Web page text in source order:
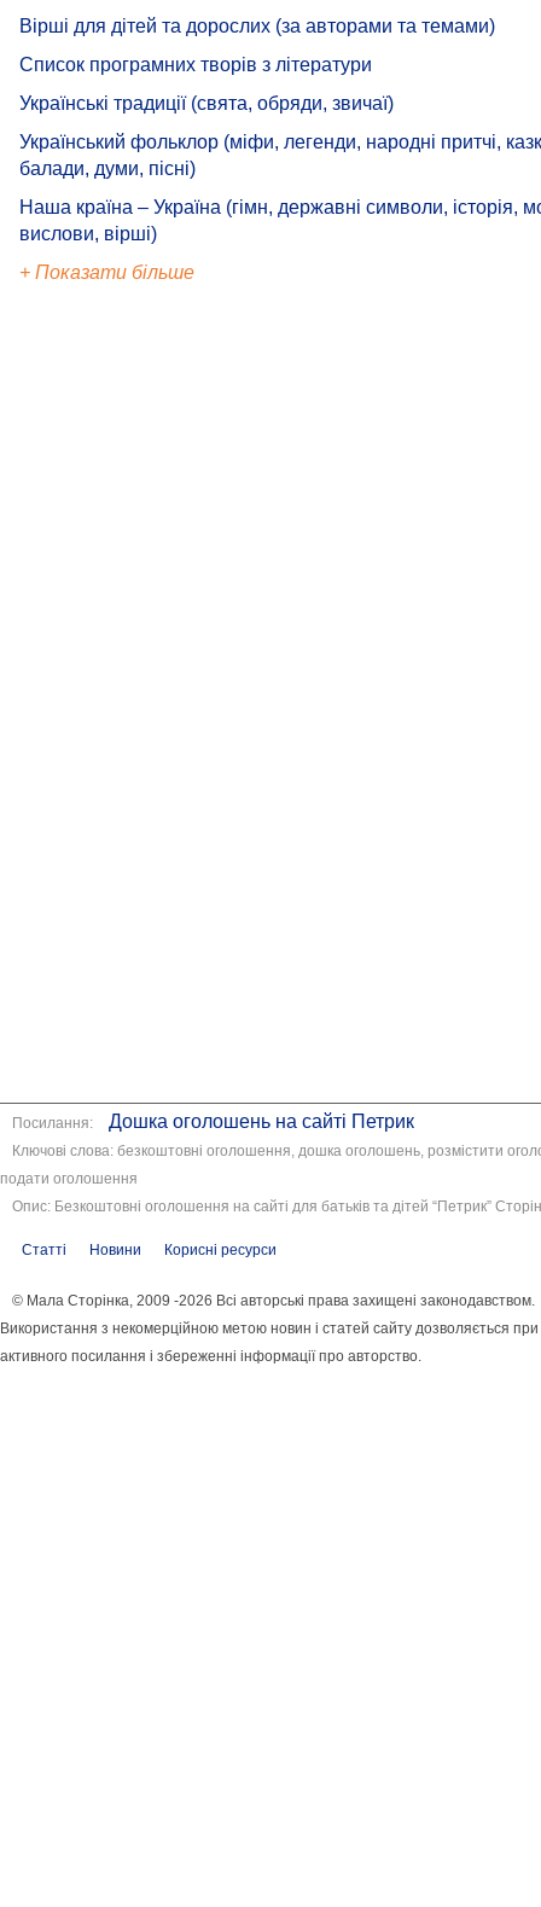
Вірші для дітей та дорослих (за авторами та темами)
Список програмних творів з літератури
Українські традиції (свята, обряди, звичаї)
Український фольклор (міфи, легенди, народні притчі,
балади, думи, пісні)
Наша країна – Україна (гімн, державні символи, історія,
вислови, вірші)
+ Показати більше
Посилання: Дошка оголошень на сайті Петрик
Ключові слова: безкоштовні оголошення, дошка оголошень, розмістити
подати оголошення
Опис: Безкоштовні оголошення на сайті для батьків та дітей “Петрик”
Статті Новини Корисні ресурси
© Мала Сторінка, 2009 -2026 Всі авторські права захищені законодавством.
Використання з некомерційною метою новин і статей сайту дозволяється
активного посилання і збереженні інформації про авторство.